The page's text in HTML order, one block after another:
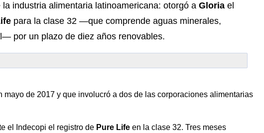
industria alimentaria latinoamericana: otorgó a Gloria el
para la clase 32 —que comprende aguas minerales,
por un plazo de diez años renovables.
de 2017 y que involucró a dos de las corporaciones alimentarias
el Indecopi el registro de Pure Life en la clase 32. Tres meses